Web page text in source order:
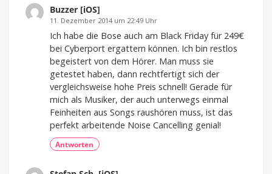
Buzzer [iOS]
11. Dezember 2014 um 22:49 Uhr
Ich habe die Bose auch am Black Friday für 249€
bei Cyberport ergattern können. Ich bin restlos
begeistert von dem Hörer. Man muss sie
getestet haben, dann rechtfertigt sich der
vergleichsweise hohe Preis schnell! Gerade für
mich als Musiker, der auch unterwegs einmal
Feinheiten aus Songs raushören muss, ist das
perfekt arbeitende Noise Cancelling genial!
Antworten